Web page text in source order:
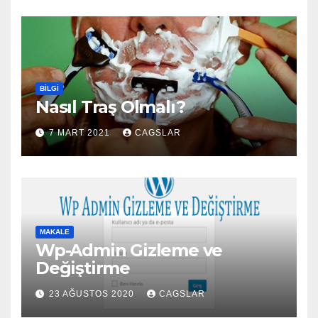
BILGI
Nasıl Traş Olmalı?
7 MART 2021 CAGSLAR
MAKALE
Wp-Admin Gizleme ve
Değiştirme
23 AĞUSTOS 2020 CAGSLAR